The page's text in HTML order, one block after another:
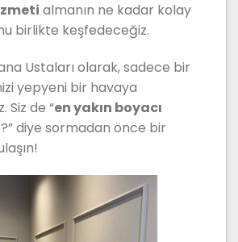
almanın ne kadar kolay
birlikte keşfedeceğiz.
Ustaları olarak, sadece bir
yepyeni bir havaya
Siz de “en yakın boyacı
diye sormadan önce bir